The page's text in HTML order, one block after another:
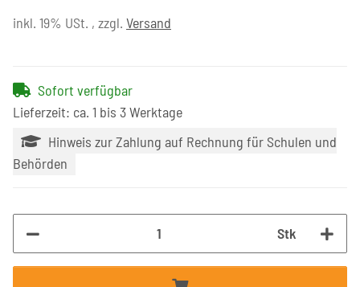
inkl. 19% USt. , zzgl. Versand
Sofort verfügbar
Lieferzeit: ca. 1 bis 3 Werktage
Hinweis zur Zahlung auf Rechnung für Schulen und
Behörden
Stk